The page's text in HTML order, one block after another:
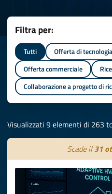
Filtra per:
Tutti Offerta di tecnologia
Offerta commerciale
Collaborazione a progetto di
Visualizzati 9 elementi di 263
Scade il31